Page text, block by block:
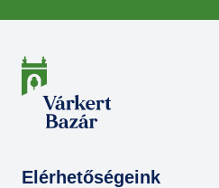
Elérhetőségeink